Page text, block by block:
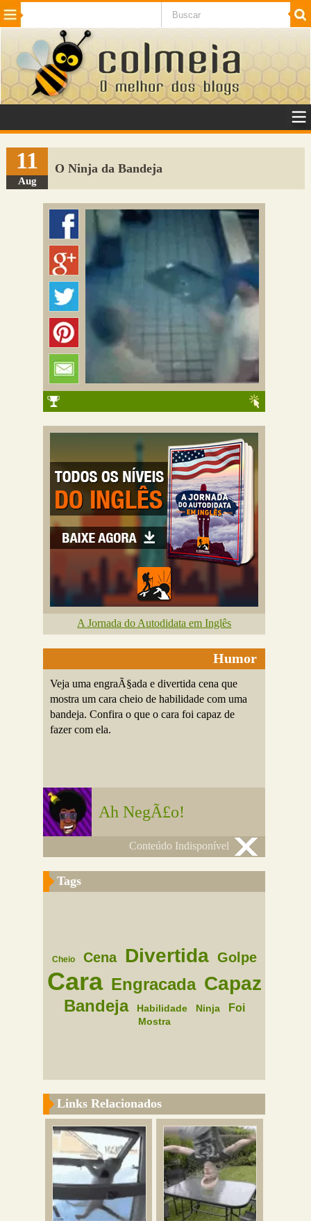
Beleza Cinema e TV
Internet Jogos NotÃ­cias SaÃºde
VeÃ­culos Adulto
Sugerir Link
Adicionar Blog
Colmeia Exchange
Perguntas Frequentes
11
Aug
O Ninja da Bandeja
A Jornada do Autodidata em Inglês
Humor
Veja uma engraÃ§ada e divertida cena que
mostra um cara cheio de habilidade com uma
bandeja. Confira o que o cara foi capaz de
fazer com ela.
Ah NegÃ£o!
Conteúdo Indisponível
Tags
Cheio Cena Divertida Golpe
Cara Engracada Capaz
Bandeja Habilidade Ninja Foi
Mostra
Links Relacionados